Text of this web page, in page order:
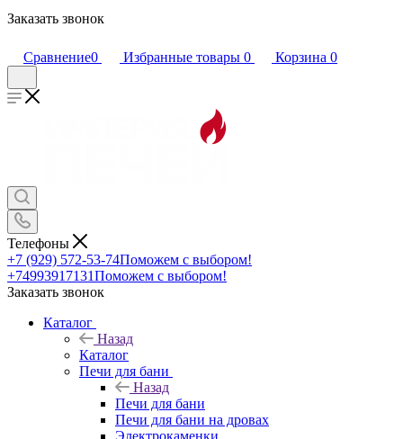
Заказать звонок
Сравнение0 Избранные товары 0 Корзина 0
Телефоны
+7 (929) 572-53-74Поможем с выбором!
+74993917131Поможем с выбором!
Заказать звонок
Каталог
Назад
Каталог
Печи для бани
Назад
Печи для бани
Печи для бани на дровах
Электрокаменки